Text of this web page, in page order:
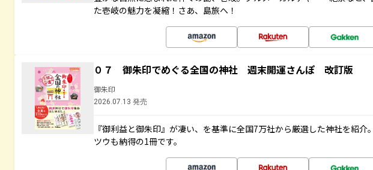
た壱岐の魅力を凝縮！さあ、島旅へ！
０７ 御朱印でめぐる全国の神社 週末開運さんぽ 改訂版
御朱印
2026.07.13 発売
『御利益と御朱印』が凄い、を基準に全国7万社から厳選した神社を紹介
ツウも納得の1冊です。